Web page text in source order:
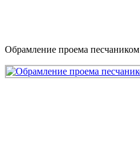
Обрамление проема песчаником